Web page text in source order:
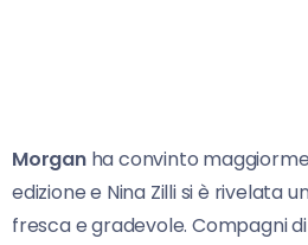
Morganha convinto
edizione e Nina Zilli si è rivelata
fresca e gradevole. Compagni